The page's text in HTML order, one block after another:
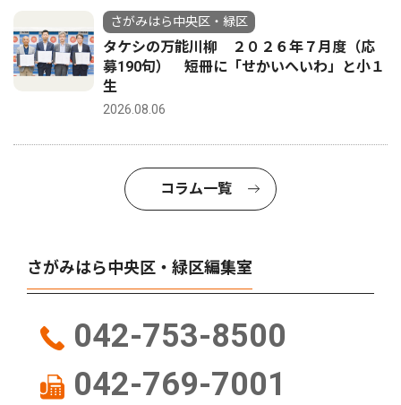
さがみはら中央区・緑区
タケシの万能川柳 ２０２６年７月度（応
募190句） 短冊に「せかいへいわ」と小１
生
2026.08.06
コラム一覧
さがみはら中央区・緑区編集室
042-753-8500
042-769-7001